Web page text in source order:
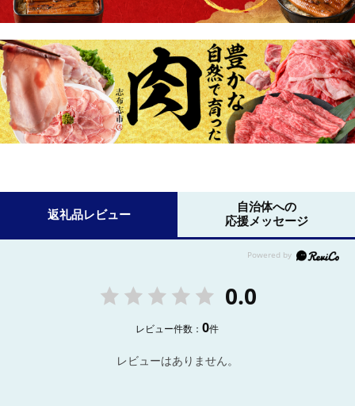
返礼品レビュー
自治体への
応援メッセージ
0.0
レビュー件数：0件
レビューはありません。